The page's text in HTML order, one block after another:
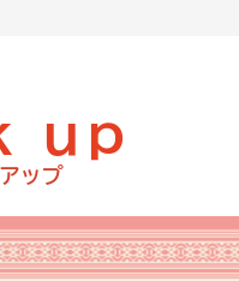
up
ップ